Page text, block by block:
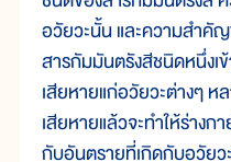
อวัยวะนั้น และความสำคั
สารกัมมันตรังสีชนิดหนึ่งเ
เสียหายแก่อวัยวะต่างๆ
เสียหายแล้วจะทำให้ร่าง
กับอันตรายที่เกิดกับอวัยว